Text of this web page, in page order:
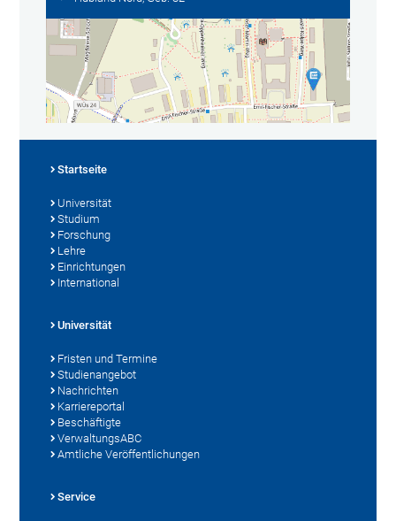
Startseite
Universität
Studium
Forschung
Lehre
Einrichtungen
International
Universität
Fristen und Termine
Studienangebot
Nachrichten
Karriereportal
Beschäftigte
VerwaltungsABC
Amtliche Veröffentlichungen
Service